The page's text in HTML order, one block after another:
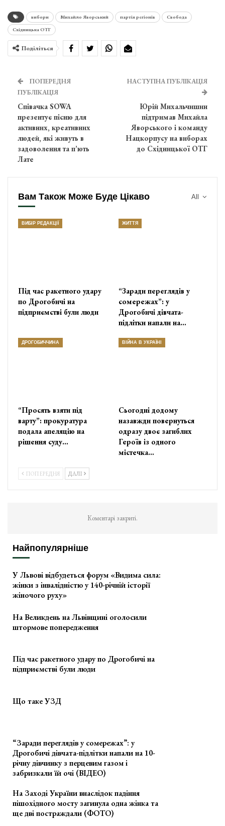
вибори Михайло Яворський партія регіонів
Свобода
Східницька ОТГ
Поділіться
ПОПЕРЕДНЯ
ПУБЛІКАЦІЯ
Співачка SOWA
презентує пісню для
активних, креативних
людей, які живуть в
задоволення та п’ють
Лате
НАСТУПНА ПУБЛІКАЦІЯ
Юрій Михальчишин
підтримав Михайла
Яворського і команду
Нацкорпусу на виборах
до Східницької ОТГ
All
Вам Також Може Буде Цікаво
ВИБІР РЕДАКЦІЇ
Під час ракетного удару
по Дрогобичі на
підприємстві були люди
ЖИТТЯ
“Заради переглядів у
сомережах”: у
Дрогобичі дівчата-
підлітки напали на…
ДРОГОБИЧЧИНА
“Просять взяти під
варту”: прокуратура
подала апеляцію на
рішення суду…
ВІЙНА В УКРАЇНІ
Сьогодні додому
назавжди повернуться
одразу двоє загиблих
Героїв із одного
містечка…
ПОПЕРЕДНЯ ДАЛІ
Коментарі закриті.
Найпопулярніше
У Львові відбудеться форум «Видима сила:
жінки з інвалідністю у 140-річній історії
жіночого руху»
На Великдень на Львівщині оголосили
штормове попередження
Під час ракетного удару по Дрогобичі на
підприємстві були люди
Що таке УЗД
“Заради переглядів у сомережах”: у
Дрогобичі дівчата-підлітки напали на 10-
річну дівчинку з перцевим газом і
забризкали їй очі (ВІДЕО)
На Заході України внаслідок падіння
пішохідного мосту загинула одна жінка та
ще дві постраждали (ФОТО)